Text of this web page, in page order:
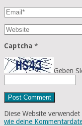
Captcha *
Geben
Diese Website
wie deine